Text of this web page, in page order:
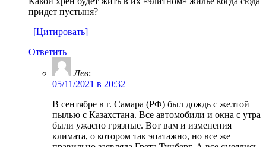
придет пустыня?
[Цитировать]
Ответить
Лев:
05/11/2021 в 20:32
В сентябре в г. Самара (РФ) был дождь с желтой
пылью с Казахстана. Все автомобили и окна с утра
были ужасно грязные. Вот вам и изменения
климата, о котором так эпатажно, но все же